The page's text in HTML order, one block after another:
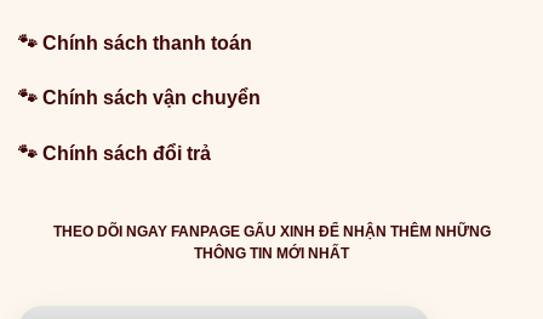
🐾 Chính sách thanh toán
🐾 Chính sách vận chuyển
🐾 Chính sách đổi trả
THEO DÕI NGAY FANPAGE GẤU XINH ĐỂ NHẬN THÊM NHỮNG
THÔNG TIN MỚI NHẤT